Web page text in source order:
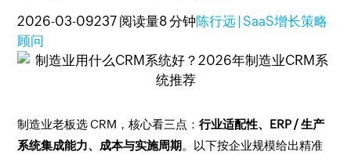
2026-03-09237 阅读量8 分钟陈行远 | SaaS增长策略
顾问
制造业老板选 CRM，核心看三点：行业适配性、ERP / 生产
系统集成能力、成本与实施周期 。以下按企业规模给出精准